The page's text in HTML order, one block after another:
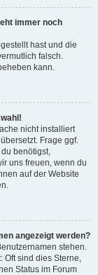
immer noch
hast und die
falsch.
kann.
nicht installiert
Frage ggf.
benötigst,
uns freuen, wenn du
auf der Website
angezeigt werden?
stehen.
Oft sind dies Sterne,
Status im Forum